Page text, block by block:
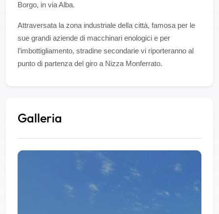
Borgo, in via Alba.
Attraversata la zona industriale della città, famosa per le
sue grandi aziende di macchinari enologici e per
l’imbottigliamento, stradine secondarie vi riporteranno al
punto di partenza del giro a Nizza Monferrato.
Galleria